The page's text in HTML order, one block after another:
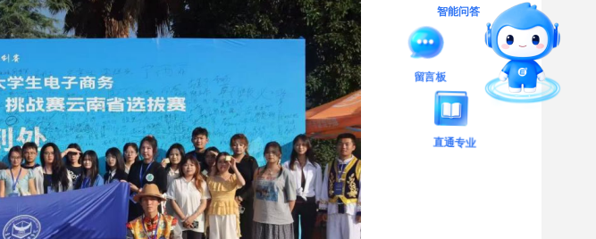
智能问答
留言板
直通专业